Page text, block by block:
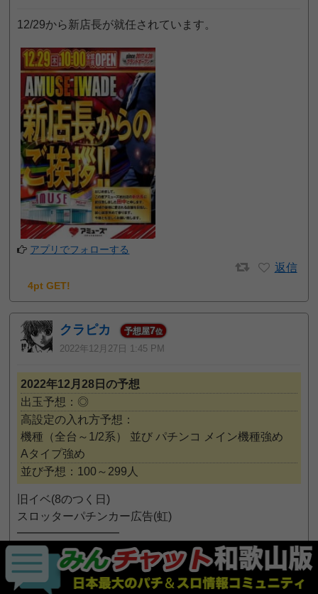
12/29から新店長が就任されています。
アプリでフォローする
返信
4pt GET!
クラピカ 予想屋7位
2022年12月27日 1:45 PM
2022年12月28日の予想
出玉予想：◎
高設定の入れ方予想：
機種（全台～1/2系）
並び パチンコ
メイン機種強め
Aタイプ強め
並び予想：100～299人
旧イベ(8のつく日)
スロッターパチンカー広告(虹)
━━━━━━━━━
□注目ポイント
①全台系
・3台以上機種対象に全⑥アリ